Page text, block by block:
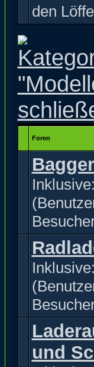
den
Foren
Bagger
Inklusive:
Inklusive:
und